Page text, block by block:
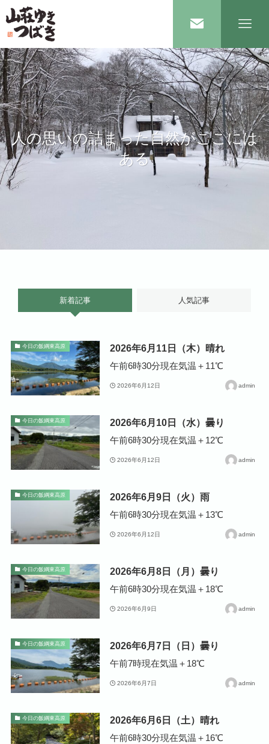
人の思いの詰まった自然がここには
ある
新着記事 人気記事
今日の飯綱東高原 2026年6月11日（木）晴れ
午前6時30分現在気温＋11℃
2026年6月12日 admin
今日の飯綱東高原 2026年6月10日（水）曇り
午前6時30分現在気温＋12℃
2026年6月12日 admin
今日の飯綱東高原 2026年6月9日（火）雨
午前6時30分現在気温＋13℃
2026年6月12日 admin
今日の飯綱東高原 2026年6月8日（月）曇り
午前6時30分現在気温＋18℃
2026年6月9日 admin
今日の飯綱東高原 2026年6月7日（日）曇り
午前7時現在気温＋18℃
2026年6月7日 admin
今日の飯綱東高原 2026年6月6日（土）晴れ
午前6時30分現在気温＋16℃